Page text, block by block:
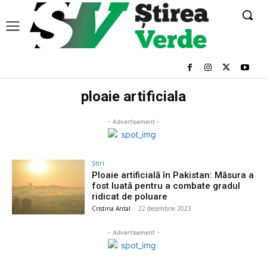
ploaie artificiala
- Advertisement -
Știri
Ploaie artificială în Pakistan: Măsura a
fost luată pentru a combate gradul
ridicat de poluare
Cristina Antal - 22 decembrie 2023
- Advertisement -